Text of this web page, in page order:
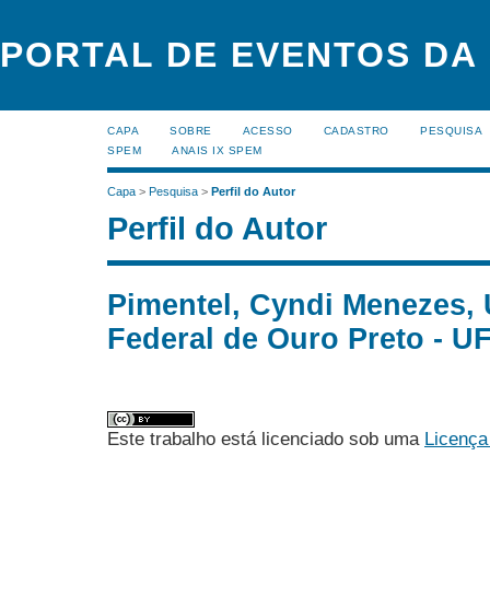
PORTAL DE EVENTOS DA
CAPA SOBRE ACESSO CADASTRO
PESQUISA
SPEM
ANAIS IX SPEM
Capa > Pesquisa > Perfil do Autor
Perfil do Autor
Pimentel, Cyndi Menezes,
Federal de Ouro Preto -
Este trabalho está licenciado sob uma